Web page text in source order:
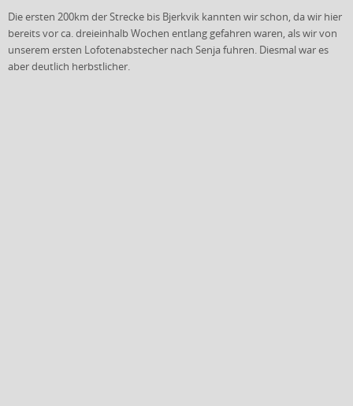
Die ersten 200km der Strecke bis Bjerkvik kannten wir schon, da wir hier
bereits vor ca. dreieinhalb Wochen entlang gefahren waren, als wir von
unserem ersten Lofotenabstecher nach Senja fuhren. Diesmal war es
aber deutlich herbstlicher.